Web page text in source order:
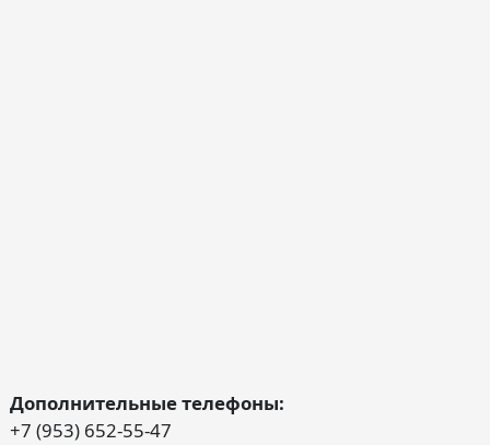
Дополнительные телефоны:
+7 (953) 652-55-47